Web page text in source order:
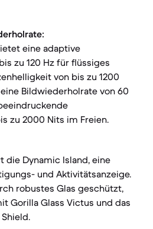
eine adaptive
zu 120 Hz für flüssiges
von bis zu 1200
eine Bildwiederholrate von 60
zu 2000 Nits im Freien.
die Dynamic Island, eine
und Aktivitätsanzeige.
robustes Glas geschützt,
Gorilla Glass Victus und das